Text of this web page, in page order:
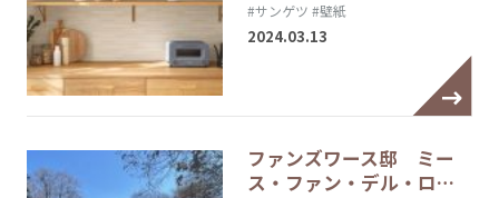
#サンゲツ #壁紙
2024.03.13
ファンズワース邸 ミー
ス・ファン・デル・ロ…